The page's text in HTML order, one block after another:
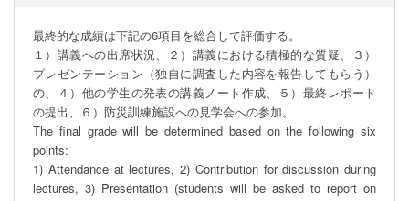
最終的な成績は下記の6項目を総合して評価する。
１）講義への出席状況、２）講義における積極的な質疑、３）
プレゼンテーション（独自に調査した内容を報告してもらう）
の、４）他の学生の発表の講義ノート作成、５）最終レポート
の提出、６）防災訓練施設への見学会への参加。
The final grade will be determined based on the following six
points:
1) Attendance at lectures, 2) Contribution for discussion during
lectures, 3) Presentation (students will be asked to report on